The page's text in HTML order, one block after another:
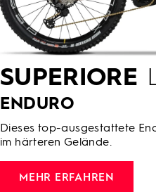
SUPERIORE
ENDURO
Dieses top-ausgestattete
im härteren Gelände.
MEHR ERFAHREN